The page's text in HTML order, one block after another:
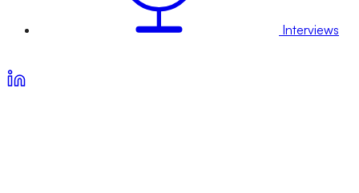
Interviews